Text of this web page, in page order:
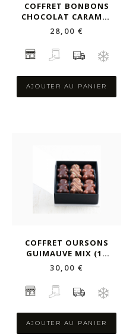
COFFRET BONBONS
CHOCOLAT CARAMEL
AU SEL DE
GUERANDE
28,00 €
AJOUTER AU PANIER
COFFRET OURSONS
GUIMAUVE MIX (12
PIÈCES)
30,00 €
AJOUTER AU PANIER